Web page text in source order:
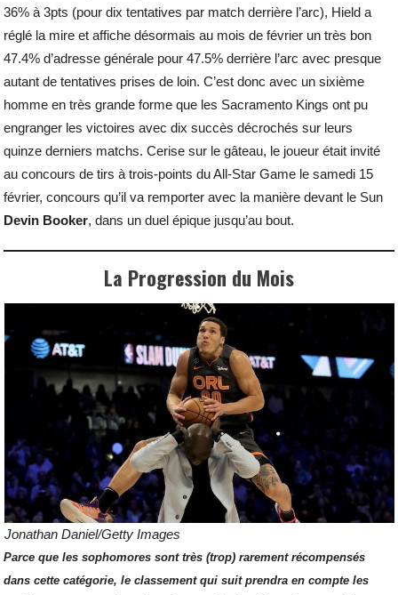
36% à 3pts (pour dix tentatives par match derrière l’arc), Hield a
réglé la mire et affiche désormais au mois de février un très bon
47.4% d’adresse générale pour 47.5% derrière l’arc avec presque
autant de tentatives prises de loin. C’est donc avec un sixième
homme en très grande forme que les Sacramento Kings ont pu
engranger les victoires avec dix succès décrochés sur leurs
quinze derniers matchs. Cerise sur le gâteau, le joueur était invité
au concours de tirs à trois-points du All-Star Game le samedi 15
février, concours qu’il va remporter avec la manière devant le Sun
Devin Booker, dans un duel épique jusqu’au bout.
La Progression du Mois
Jonathan Daniel/Getty Images
Parce que les sophomores sont très (trop) rarement récompensés
dans cette catégorie, le classement qui suit prendra en compte les